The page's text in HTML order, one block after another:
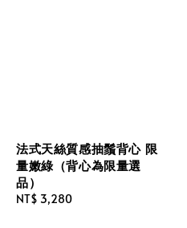
法式天絲質感抽鬚背心 限
量嫩綠（背心為限量選
品）
Regular
NT$ 3,280